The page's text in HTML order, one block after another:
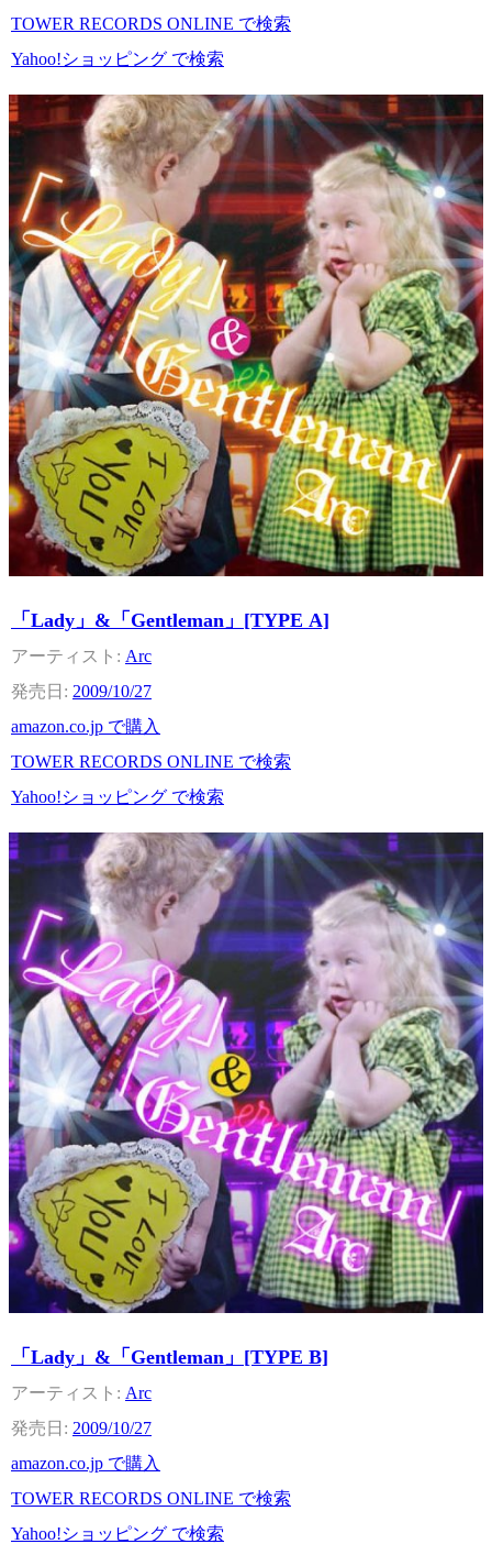
TOWER RECORDS ONLINE で検索
Yahoo!ショッピング で検索
「Lady」&「Gentleman」[TYPE A]
Arc
2009/10/27
amazon.co.jp で購入
TOWER RECORDS ONLINE で検索
Yahoo!ショッピング で検索
「Lady」&「Gentleman」[TYPE B]
Arc
2009/10/27
amazon.co.jp で購入
TOWER RECORDS ONLINE で検索
Yahoo!ショッピング で検索